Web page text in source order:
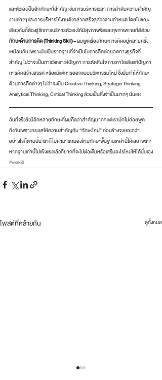
และตัวเองเป็นอีกทักษะที่สำคัญ เช่นการบริหารเวลา การลำดับความสำคัญ
งานต่างๆ และการบริหารให้งานดังกล่าวเสร็จลุล่วงตามกำหนด โดยในขณะ
เดียวกันก็ต้องรู้จักการบริหารตัวเองให้มีสุขภาพจิตและสุขภาพกายที่ดีด้วย
ทักษะด้านการคิด (Thinking Skill) – ผมพูดเรื่องทักษะการคิดอยู่หลายครั้ง
เหมือนกัน เพราะมันเป็นรากฐานที่จำเป็นในการคิดต่อยอดทางธุรกิจที่
สำคัญ ไม่ว่าจะเป็นการวิเคราะห์ปัญหา การตัดสินใจ การหาไอเดียแก้ปัญหา
การคิดสร้างสรรค์ หรือแม้แต่การออกแบบนวัตกรรมใหม่ ซึ่งนั่นทำให้ทักษะ
ด้านการคิดต่างๆ ไม่ว่าจะเป็น Creative Thinking, Strategic Thinking,
Analytical Thinking, Critical Thinking ล้วนเป็นสิ่งจำเป็นมากๆ นั่นเอง
อันที่จริงยังมีอีกหลายทักษะที่ผมคิดว่าสำคัญมากๆ แต่เรามักไม่ค่อยพูด
ถึงกันเพราะกระแสให้ความสำคัญกับ “ทักษะใหม่” ค่อนข้างจะเยอะกว่า
อย่างไรก็ตามนั้น เราก็ไม่สามารถมองข้ามทักษะพื้นฐานเหล่านี้ได้เลย เพราะ
หากฐานเท่านี้ไม่แข็งแรงแล้วก็ยากที่จะไปต่อเติมหรือเสริมอะไรใหม่ให้ได้นั่นเอง
#reskill
โพสต์ที่คล้ายกัน ดูทั้งหมด